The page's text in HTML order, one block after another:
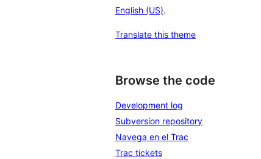
English (US).
Translate this theme
Browse the code
Development log
Subversion repository
Navega en el Trac
Trac tickets